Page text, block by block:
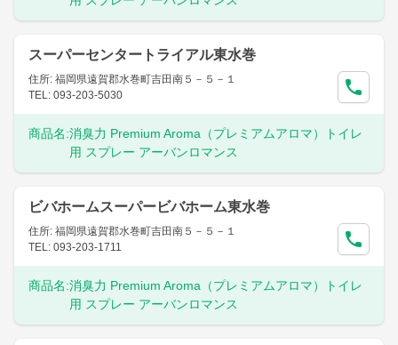
スーパーセンタートライアル東水巻
住所: 福岡県遠賀郡水巻町吉田南５－５－１
TEL: 093-203-5030
商品名:消臭力 Premium Aroma（プレミアムアロマ）トイレ
用 スプレー アーバンロマンス
ビバホームスーパービバホーム東水巻
住所: 福岡県遠賀郡水巻町吉田南５－５－１
TEL: 093-203-1711
商品名:消臭力 Premium Aroma（プレミアムアロマ）トイレ
用 スプレー アーバンロマンス